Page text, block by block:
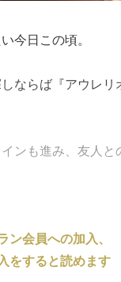
今日この頃。
ならば『アウレリ
ンも進み、友人と
会員への加入、
をすると読めます